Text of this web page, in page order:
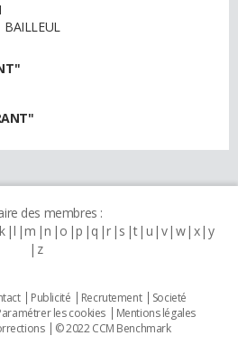
des membres :
k l m n o p q r s t u v w x y
z
Publicité Recrutement
Societé
les cookies
Mentions légales
© 2022 CCM Benchmark